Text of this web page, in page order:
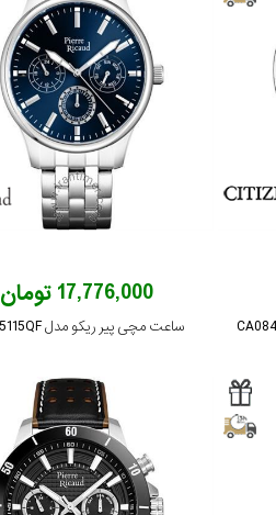
17,776,000 تومان
ساعت مچی پیر ریکو مدل P91106.5115QF